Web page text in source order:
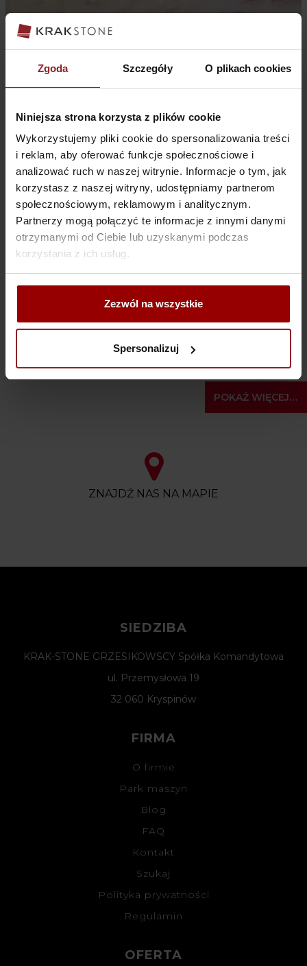
Zgoda Szczegóły O plikach cookies
Niniejsza strona korzysta z plików cookie
Wykorzystujemy pliki cookie do spersonalizowania treści
i reklam, aby oferować funkcje społecznościowe i
analizować ruch w naszej witrynie. Informacje o tym, jak
korzystasz z naszej witryny, udostępniamy partnerom
społecznościowym, reklamowym i analitycznym.
Partnerzy mogą połączyć te informacje z innymi danymi
otrzymanymi od Ciebie lub uzyskanymi podczas
korzystania z ich usług.
Zezwól na wszystkie
Spersonalizuj
White Taj
POKAŻ WIĘCEJ…
ZNAJDŹ NAS NA MAPIE
SIEDZIBA
KRAK-STONE GRZESIKOWSCY Spółka Komandytowa
ul. Przemysłowa 19
32 060 Kryspinów
FIRMA
O firmie
Park maszyn
Blog
FAQ
Kontakt
Szukaj
Polityka prywatności
Regulamin
OFERTA